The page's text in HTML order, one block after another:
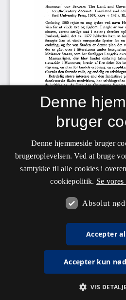
Denne
bruger
Denne hjemmeside bruger
brugeroplevelsen. Ved at bruge
samtykke til alle cookies i
cookiepolitik. Se
Absolut
Accepter
Accepter kun
VIS